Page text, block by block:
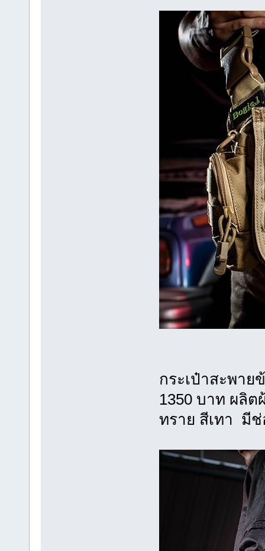
กระเป๋าสะพา
1350 บาท ผลิ
ทราย สีเทา มี